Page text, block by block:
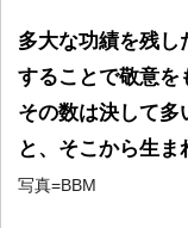
多大な功績を残し
することで敬意を
その数は決して多
と、そこから生ま
写真=BBM